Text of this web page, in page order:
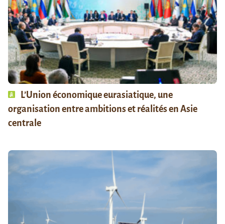
L’Union économique eurasiatique, une
organisation entre ambitions et réalités en Asie
centrale